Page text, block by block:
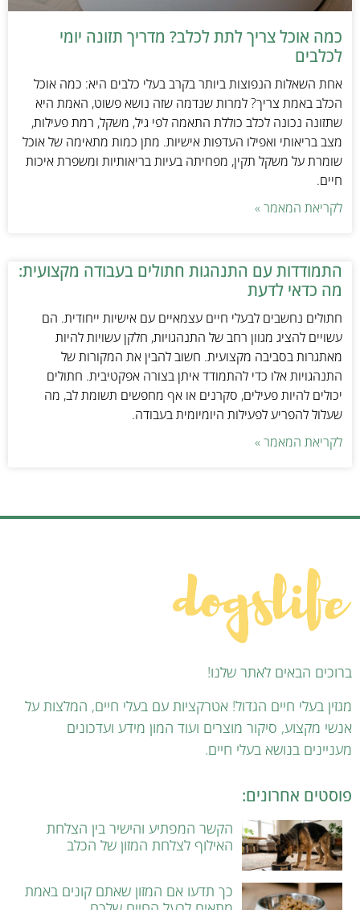
כמה אוכל צריך לתת לכלב? מדריך תזונה יומי
לכלבים
אחת השאלות הנפוצות ביותר בקרב בעלי כלבים היא: כמה אוכל
הכלב באמת צריך? למרות שנדמה שזה נושא פשוט, האמת היא
שתזונה נכונה לכלב כוללת התאמה לפי גיל, משקל, רמת פעילות,
מצב בריאותי ואפילו העדפות אישיות. מתן כמות מתאימה של אוכל
שומרת על משקל תקין, מפחיתה בעיות בריאותיות ומשפרת איכות
חיים.
לקריאת המאמר »
התמודדות עם התנהגות חתולים בעבודה מקצועית:
מה כדאי לדעת
חתולים נחשבים לבעלי חיים עצמאיים עם אישיות ייחודית. הם
עשויים להציג מגוון רחב של התנהגויות, חלקן עשויות להיות
מאתגרות בסביבה מקצועית. חשוב להבין את המקורות של
התנהגויות אלו כדי להתמודד איתן בצורה אפקטיבית. חתולים
יכולים להיות פעילים, סקרנים או אף מחפשים תשומת לב, מה
שעלול להפריע לפעילות היומיומית בעבודה.
לקריאת המאמר »
ברוכים הבאים לאתר שלנו!
מגזין בעלי חיים הגדול! אטרקציות עם בעלי חיים, המלצות על
אנשי מקצוע, סיקור מוצרים ועוד המון מידע ועדכונים
מעניינים בנושא בעלי חיים.
פוסטים אחרונים:
הקשר המפתיע והישיר בין הצלחת
האילוף לצלחת המזון של הכלב
כך תדעו אם המזון שאתם קונים באמת